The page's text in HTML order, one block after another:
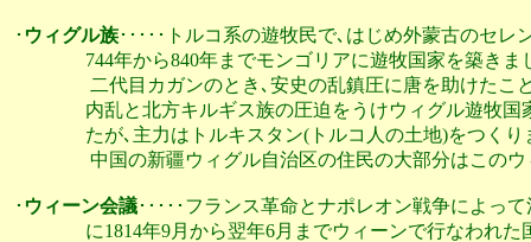
･ ウィグル族･････トルコ系の遊牧民で､はじめ外蒙古のセ
744年から840年までモンゴリアに遊牧国家を築き
二代目カガンのとき､安史の乱鎮圧に唐を助け
内乱と北方キルギス族の圧迫をうけウィグル遊
たが､主力はトルキスタン(トルコ人の土地)をつく
中国の新疆ウィグル自治区の住民の大部分はこ
･ ウィーン会議･････フランス革命とナポレオン戦争によっ
に1814年9月から翌年6月までウィーンで行なわれ